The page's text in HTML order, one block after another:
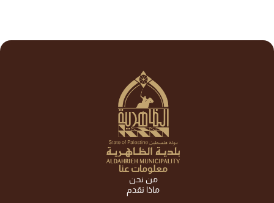
معلومات عنا
من نحن
ماذا نقدم